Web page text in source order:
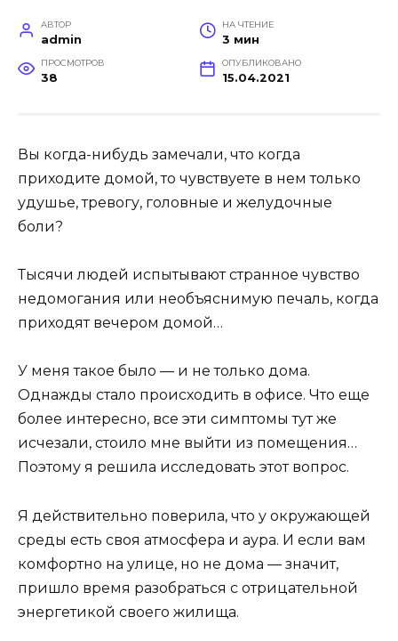
АВТОР
admin
НА ЧТЕНИЕ
3 мин
ПРОСМОТРОВ
38
ОПУБЛИКОВАНО
15.04.2021
Вы когда-нибудь замечали, что когда
приходите домой, то чувствуете в нем только
удушье, тревогу, головные и желудочные
боли?
Тысячи людей испытывают странное чувство
недомогания или необъяснимую печаль, когда
приходят вечером домой…
У меня такое было — и не только дома.
Однажды стало происходить в офисе. Что еще
более интересно, все эти симптомы тут же
исчезали, стоило мне выйти из помещения…
Поэтому я решила исследовать этот вопрос.
Я действительно поверила, что у окружающей
среды есть своя атмосфера и аура. И если вам
комфортно на улице, но не дома — значит,
пришло время разобраться с отрицательной
энергетикой своего жилища.